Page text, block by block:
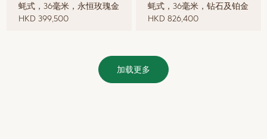
蚝式，36毫米，永恒玫瑰金
HKD 399,500
蚝式，36毫米，钻石及铂金
HKD 826,400
加载更多